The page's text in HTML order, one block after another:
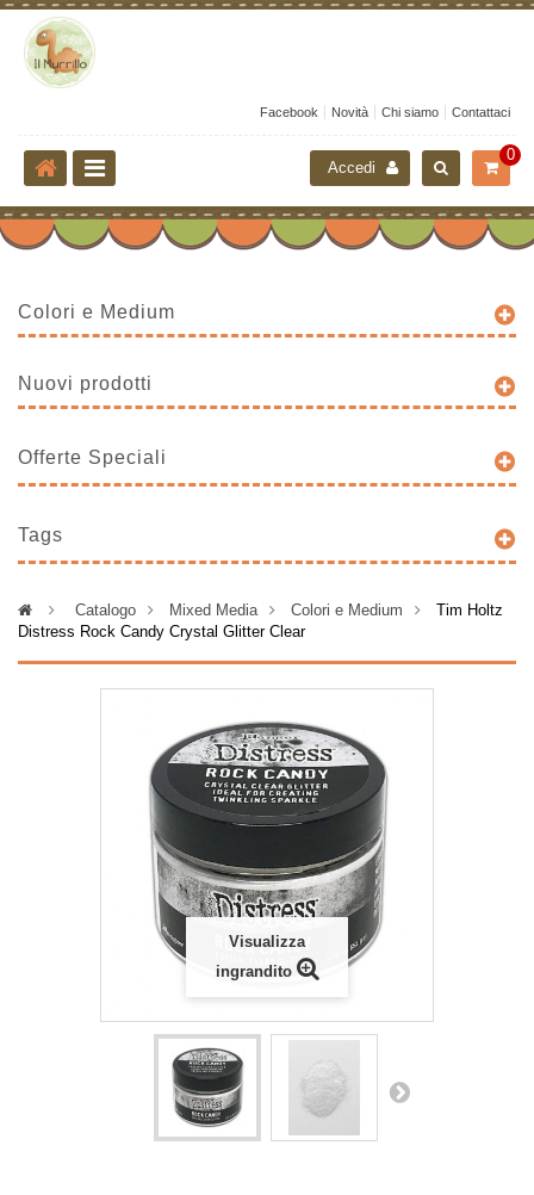
Facebook Novità Chi siamo Contattaci
0
Accedi
Colori e Medium
Nuovi prodotti
Offerte Speciali
Tags
> Catalogo > Mixed Media > Colori e Medium >
Tim Holtz
Distress Rock Candy Crystal Glitter Clear
Visualizza
ingrandito